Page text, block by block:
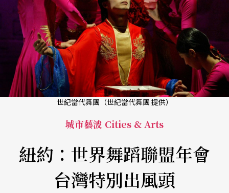
世紀當代舞團（世紀當代舞團 提供）
城市藝波 Cities & Arts
紐約：世界舞蹈聯盟年會
台灣特別出風頭